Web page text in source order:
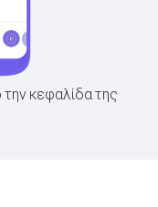
κεφαλίδα της